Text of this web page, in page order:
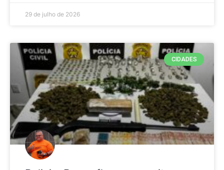
29 de julho de 2026
CIDADES